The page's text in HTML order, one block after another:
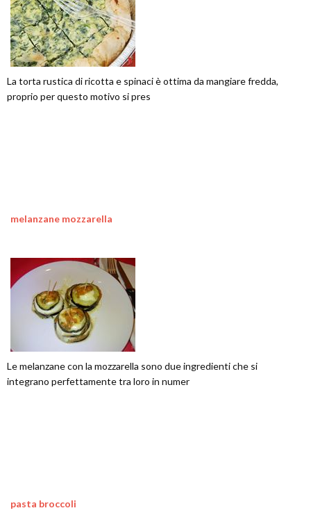
La torta rustica di ricotta e spinaci è ottima da mangiare fredda,
proprio per questo motivo si pres
melanzane mozzarella
Le melanzane con la mozzarella sono due ingredienti che si
integrano perfettamente tra loro in numer
pasta broccoli